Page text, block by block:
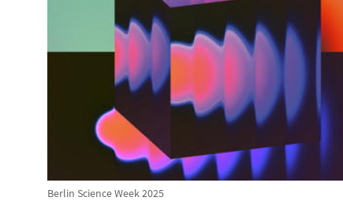
Berlin Science Week 2025